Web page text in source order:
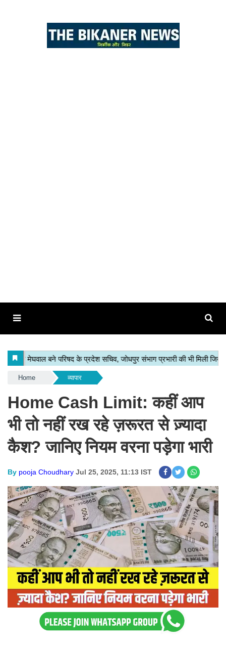
Home व्यापार
Home Cash Limit: कहीं आप
भी तो नहीं रख रहे ज़रूरत से ज़्यादा
कैश? जानिए नियम वरना पड़ेगा भारी
By pooja Choudhary Jul 25, 2025, 11:13 IST